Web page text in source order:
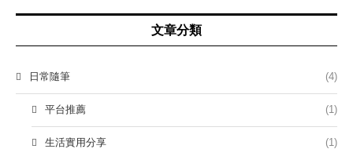
文章分類
日常隨筆 (4)
平台推薦 (1)
生活實用分享 (1)